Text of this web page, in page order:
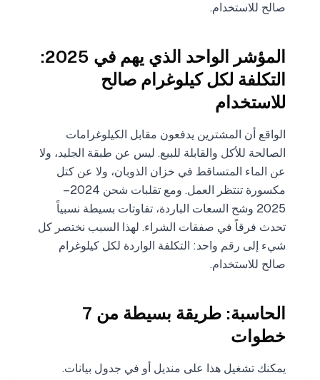
صالح للاستخدام.
المؤشر الواحد الذي يهم في 2025:
التكلفة لكل كيلوغرام صالح
للاستخدام
الواقع أن المشترين يدفعون مقابل الكيلوغرامات
الصالحة للأكل والقابلة للبيع. ليس عن طبقة الجليد، ولا
عن الماء المتساقط في خزان الذوبان، ولا عن كتل
مكسورة تنتظر العمل. ومع تقلبات شحن 2024–
2025 وشح السعات الباردة، تفاوتات بسيطة نسبياً
تحدث فرقاً في صفقات الشراء. لهذا السبب نختصر كل
شيء إلى رقم واحد: التكلفة الواردة لكل كيلوغرام
صالح للاستخدام.
الحاسبة: طريقة بسيطة من 7
خطوات
يمكنك تشغيل هذا على منديل أو في جدول بيانات.